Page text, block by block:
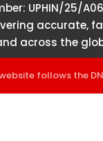
UPHIN/25/
accurate,
across the
website follows the